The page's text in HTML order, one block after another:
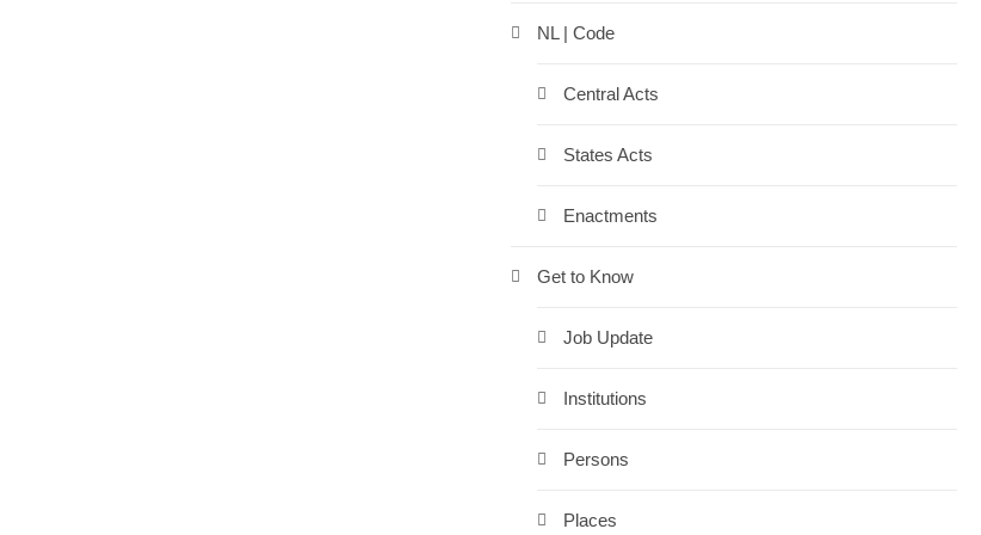
NL | Code
Central Acts
States Acts
Enactments
Get to Know
Job Update
Institutions
Persons
Places